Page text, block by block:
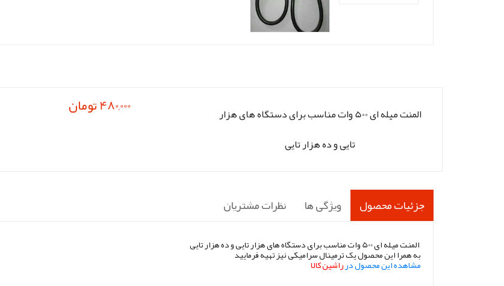
المنت میله ای 500 وات مناسب برای دستگاه های هزار
تایی و ده هزار تایی
480,000 تومان
جزئیات محصول ویژگی ها نظرات مشتریان
المنت میله ای 500 وات مناسب برای دستگاه های هزار تایی و ده هزار تایی
به همرا این محصول یک ترمینال سرامیکی نیز تهیه فرمایید
مشاهده این محصول درراشین کالا